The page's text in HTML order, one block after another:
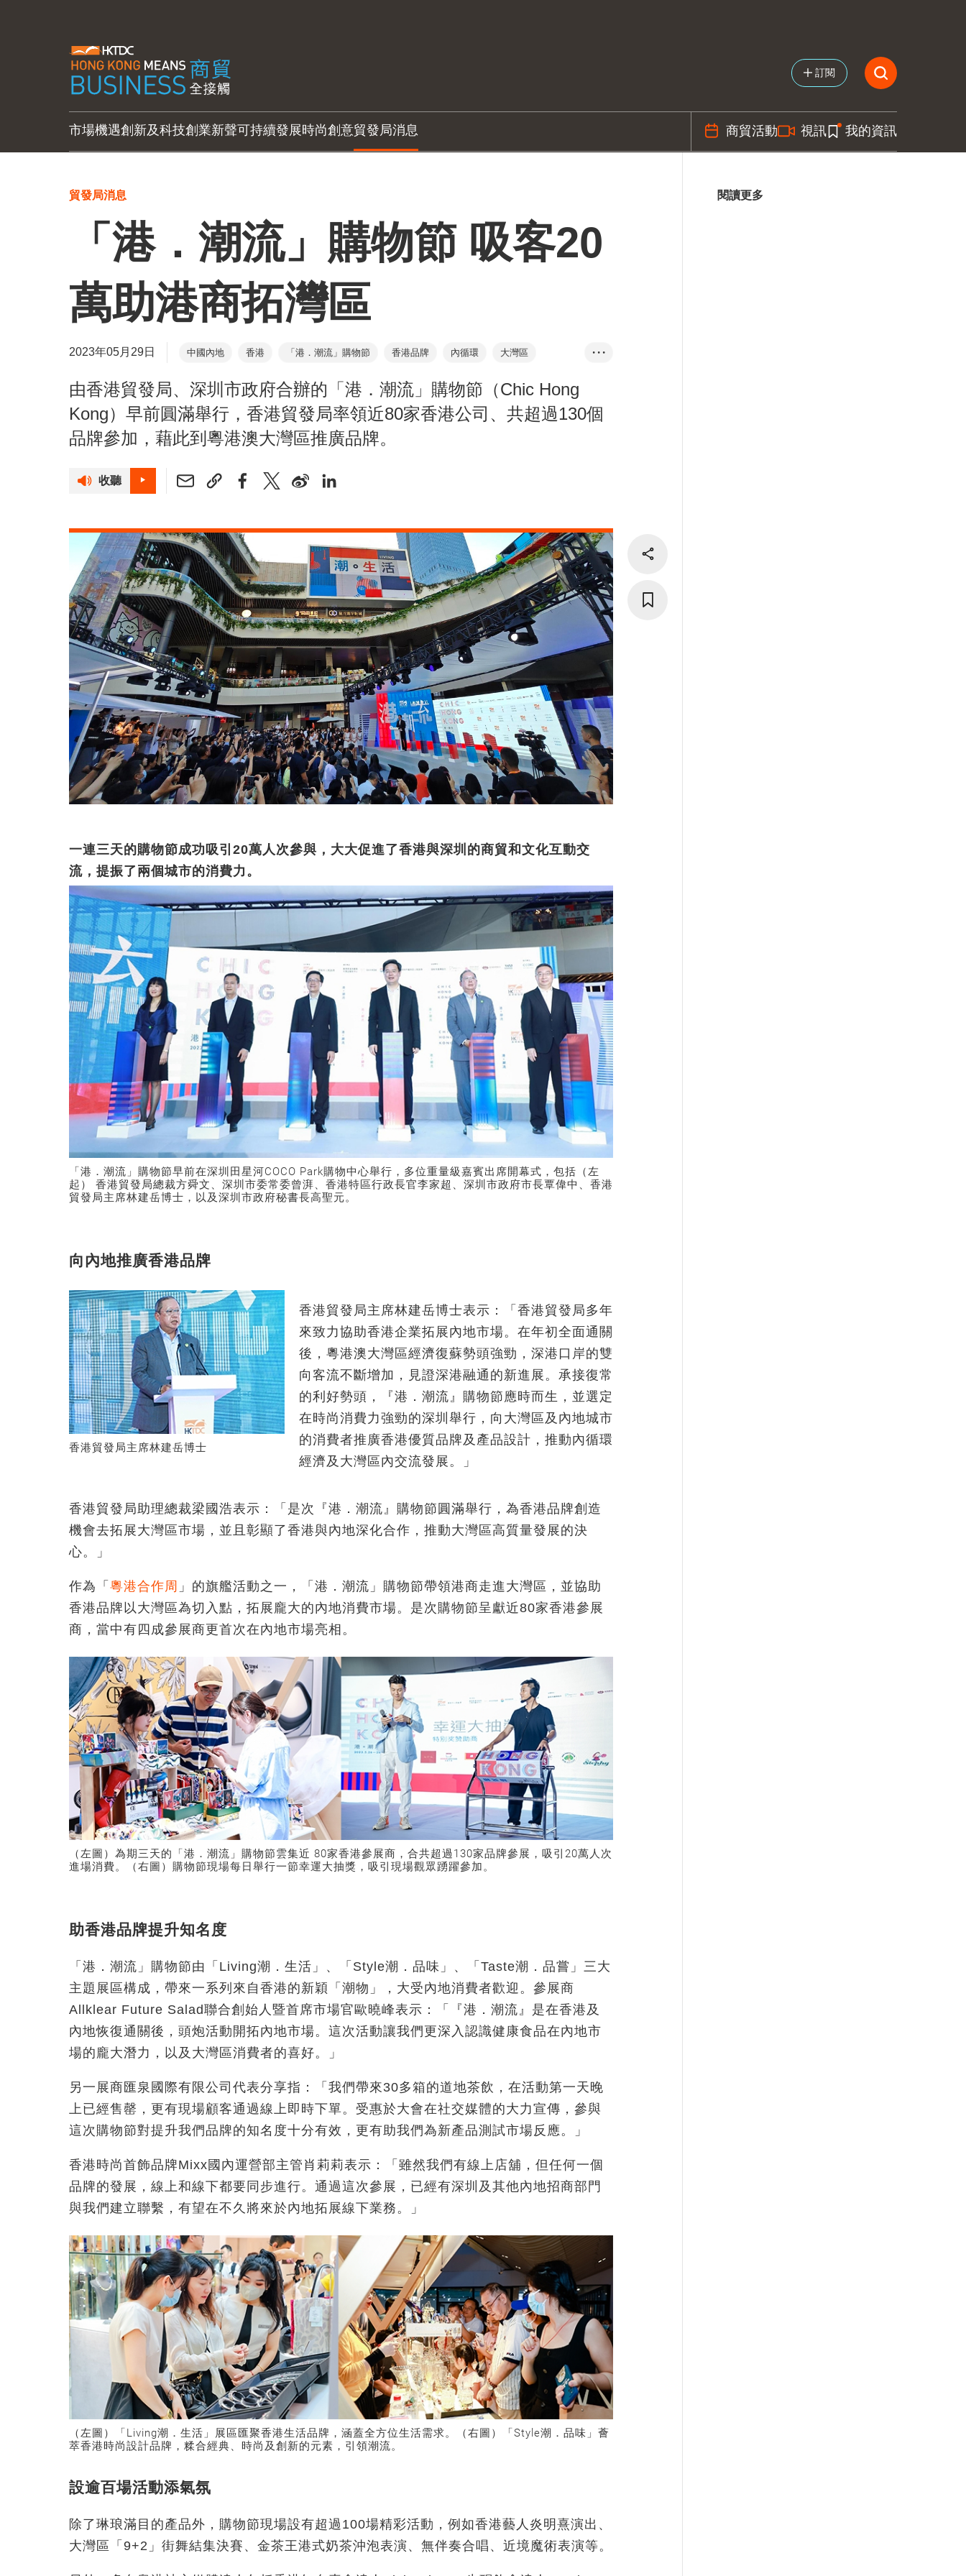
訂閱
市場機遇創新及科技創業新聲可持續發展時尚創意貿發局消息 商貿活動 視訊 我的資訊
貿發局消息
「港．潮流」購物節 吸客20
萬助港商拓灣區
2023年05月29日 中國內地 香港 「港．潮流」購物節 香港品牌 內循環
大灣區
GoGBA港商服務站
T-box升級轉+型計劃 林建岳
• • •
由香港貿發局、深圳市政府合辦的「港．潮流」購物節（Chic Hong
Kong）早前圓滿舉行，香港貿發局率領近80家香港公司、共超過130個
品牌參加，藉此到粵港澳大灣區推廣品牌。
收聽
一連三天的購物節成功吸引20萬人次參與，大大促進了香港與深圳的商貿和文化互動交
流，提振了兩個城市的消費力。
「港．潮流」購物節早前在深圳田星河COCO Park購物中心舉行，多位重量級嘉賓出席開幕式，包括（左
起） 香港貿發局總裁方舜文、深圳市委常委曾湃、香港特區行政長官李家超、深圳市政府市長覃偉中、香港
貿發局主席林建岳博士，以及深圳市政府秘書長高聖元。
向內地推廣香港品牌
香港貿發局主席林建岳博士
香港貿發局主席林建岳博士表示：「香港貿發局多年
來致力協助香港企業拓展內地市場。在年初全面通關
後，粵港澳大灣區經濟復蘇勢頭強勁，深港口岸的雙
向客流不斷增加，見證深港融通的新進展。承接復常
的利好勢頭，『港．潮流』購物節應時而生，並選定
在時尚消費力強勁的深圳舉行，向大灣區及內地城市
的消費者推廣香港優質品牌及產品設計，推動內循環
經濟及大灣區內交流發展。」
香港貿發局助理總裁梁國浩表示：「是次『港．潮流』購物節圓滿舉行，為香港品牌創造
機會去拓展大灣區市場，並且彰顯了香港與內地深化合作，推動大灣區高質量發展的決
心。」
作為「 粵港合作周 」的旗艦活動之一，「港．潮流」購物節帶領港商走進大灣區，並協助
香港品牌以大灣區為切入點，拓展龐大的內地消費市場。是次購物節呈獻近80家香港參展
商，當中有四成參展商更首次在內地市場亮相。
（左圖）為期三天的「港．潮流」購物節雲集近 80家香港參展商，合共超過130家品牌參展，吸引20萬人次
進場消費。（右圖）購物節現場每日舉行一節幸運大抽獎，吸引現場觀眾踴躍參加。
助香港品牌提升知名度
「港．潮流」購物節由「Living潮．生活」、「Style潮．品味」、「Taste潮．品嘗」三大
主題展區構成，帶來一系列來自香港的新穎「潮物」，大受內地消費者歡迎。參展商
Allklear Future Salad聯合創始人暨首席市場官歐曉峰表示：「『港．潮流』是在香港及
內地恢復通關後，頭炮活動開拓內地市場。這次活動讓我們更深入認識健康食品在內地市
場的龐大潛力，以及大灣區消費者的喜好。」
另一展商匯泉國際有限公司代表分享指：「我們帶來30多箱的道地茶飲，在活動第一天晚
上已經售罄，更有現場顧客通過線上即時下單。受惠於大會在社交媒體的大力宣傳，參與
這次購物節對提升我們品牌的知名度十分有效，更有助我們為新產品測試市場反應。」
香港時尚首飾品牌Mixx國內運營部主管肖莉莉表示：「雖然我們有線上店舖，但任何一個
品牌的發展，線上和線下都要同步進行。通過這次參展，已經有深圳及其他內地招商部門
與我們建立聯繫，有望在不久將來於內地拓展線下業務。」
（左圖）「Living潮．生活」展區匯聚香港生活品牌，涵蓋全方位生活需求。（右圖）「Style潮．品味」薈
萃香港時尚設計品牌，糅合經典、時尚及創新的元素，引領潮流。
設逾百場活動添氣氛
除了琳琅滿目的產品外，購物節現場設有超過100場精彩活動，例如香港藝人炎明熹演出、
大灣區「9+2」街舞結集決賽、金茶王港式奶茶沖泡表演、無伴奏合唱、近境魔術表演等。
閱讀更多